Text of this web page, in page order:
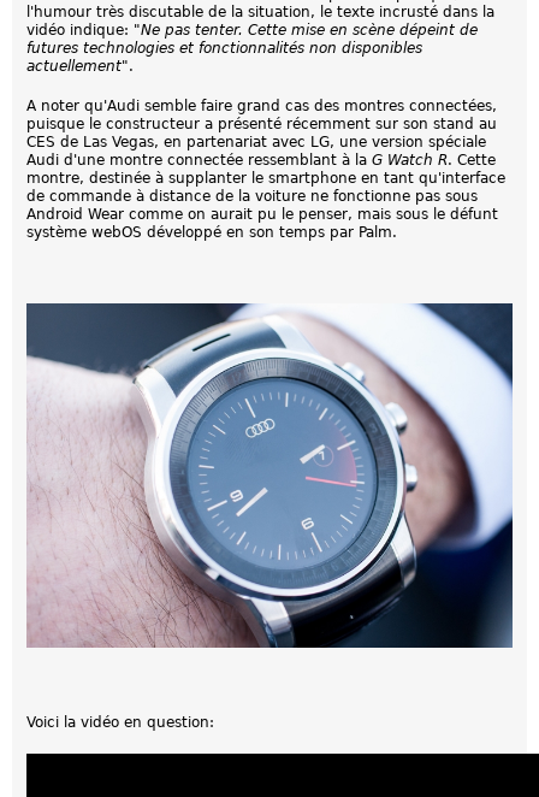
l'humour très discutable de la situation, le texte incrusté dans la
vidéo indique: "Ne pas tenter. Cette mise en scène dépeint de
futures technologies et fonctionnalités non disponibles
actuellement".
A noter qu'Audi semble faire grand cas des montres connectées,
puisque le constructeur a présenté récemment sur son stand au
CES de Las Vegas, en partenariat avec LG, une version spéciale
Audi d'une montre connectée ressemblant à la G Watch R. Cette
montre, destinée à supplanter le smartphone en tant qu'interface
de commande à distance de la voiture ne fonctionne pas sous
Android Wear comme on aurait pu le penser, mais sous le défunt
système webOS développé en son temps par Palm.
Voici la vidéo en question: